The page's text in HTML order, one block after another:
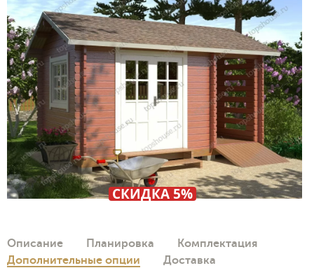
СКИДКА 5%
Описание Планировка
Комплектация
Дополнительные опции
Доставка